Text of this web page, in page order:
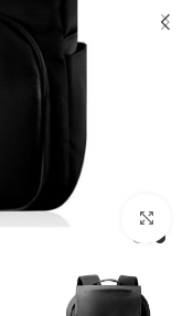
לחצו להגדלה